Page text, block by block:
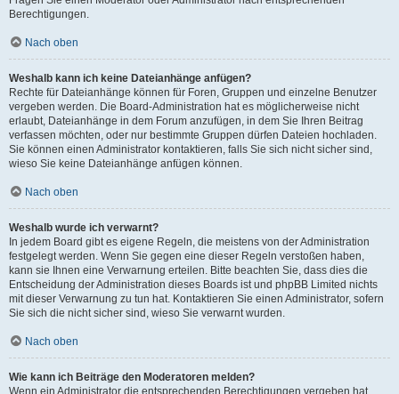
Berechtigungen.
Nach oben
Weshalb kann ich keine Dateianhänge anfügen?
Rechte für Dateianhänge können für Foren, Gruppen und einzelne Benutzer
vergeben werden. Die Board-Administration hat es möglicherweise nicht
erlaubt, Dateianhänge in dem Forum anzufügen, in dem Sie Ihren Beitrag
verfassen möchten, oder nur bestimmte Gruppen dürfen Dateien hochladen.
Sie können einen Administrator kontaktieren, falls Sie sich nicht sicher sind,
wieso Sie keine Dateianhänge anfügen können.
Nach oben
Weshalb wurde ich verwarnt?
In jedem Board gibt es eigene Regeln, die meistens von der Administration
festgelegt werden. Wenn Sie gegen eine dieser Regeln verstoßen haben,
kann sie Ihnen eine Verwarnung erteilen. Bitte beachten Sie, dass dies die
Entscheidung der Administration dieses Boards ist und phpBB Limited nichts
mit dieser Verwarnung zu tun hat. Kontaktieren Sie einen Administrator, sofern
Sie sich die nicht sicher sind, wieso Sie verwarnt wurden.
Nach oben
Wie kann ich Beiträge den Moderatoren melden?
Wenn ein Administrator die entsprechenden Berechtigungen vergeben hat,